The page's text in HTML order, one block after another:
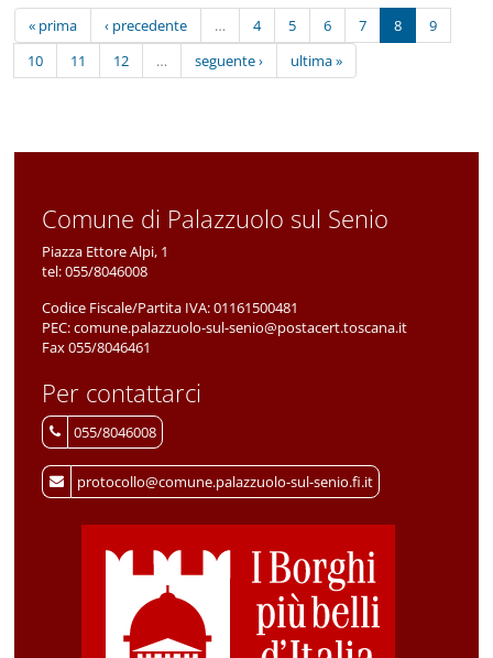
« prima ‹ precedente … 4 5 6 7 8
9
10
11 12 … seguente › ultima »
Comune di Palazzuolo sul Senio
Piazza Ettore Alpi, 1
tel:055/8046008
Codice Fiscale/Partita IVA:01161500481
PEC:comune.palazzuolo-sul-senio@postacert.toscana.it
Fax 055/8046461
Per contattarci
055/8046008
protocollo@comune.palazzuolo-sul-senio.fi.it